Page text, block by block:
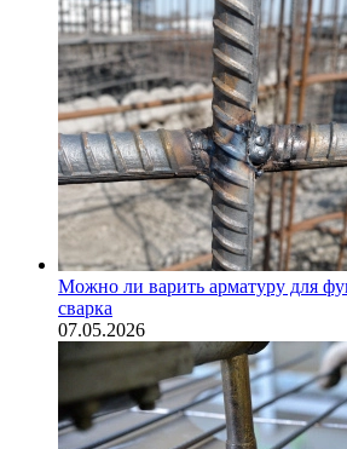
Можно ли варить арматуру для
сварка
07.05.2026